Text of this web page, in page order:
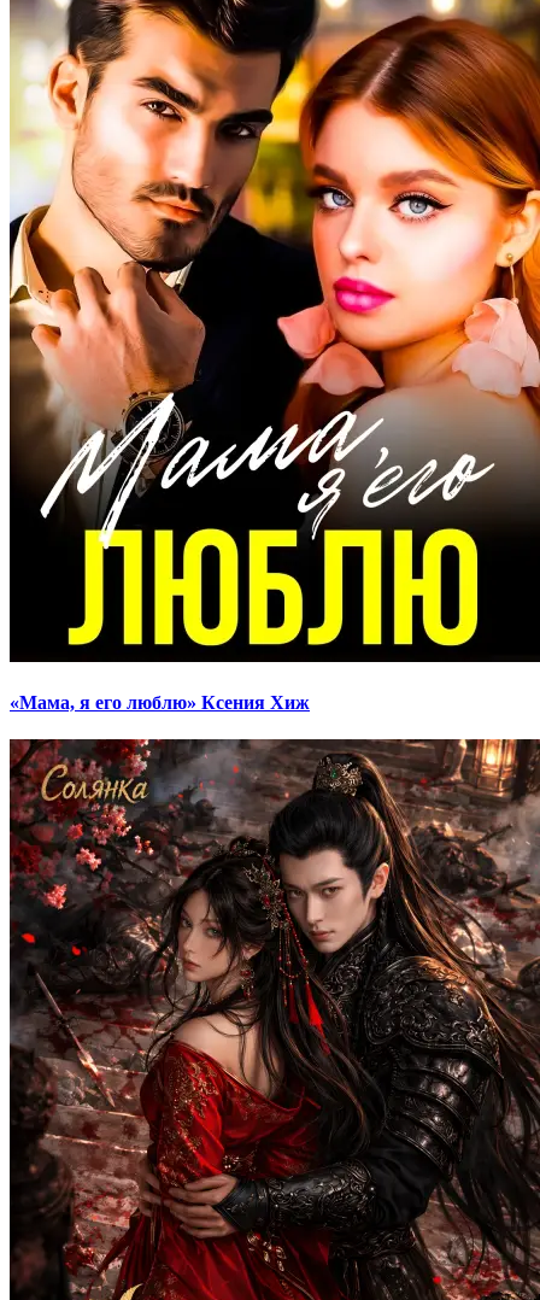
«Мама, я его люблю» Ксения Хиж